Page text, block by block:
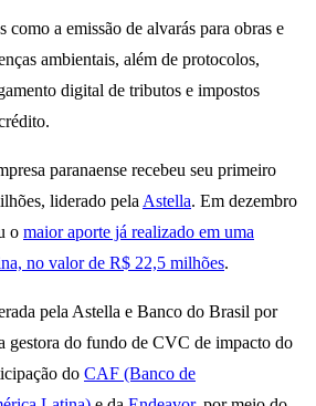
como a emissão de alvarás para obras e
ambientais, além de protocolos,
digital de tributos e impostos
paranaense recebeu seu primeiro
liderado pela Astella. Em dezembro
o maior aporte já realizado em uma
no valor de R$ 22,5 milhões.
pela Astella e Banco do Brasil por
do fundo de CVC de impacto do
do CAF (Banco de